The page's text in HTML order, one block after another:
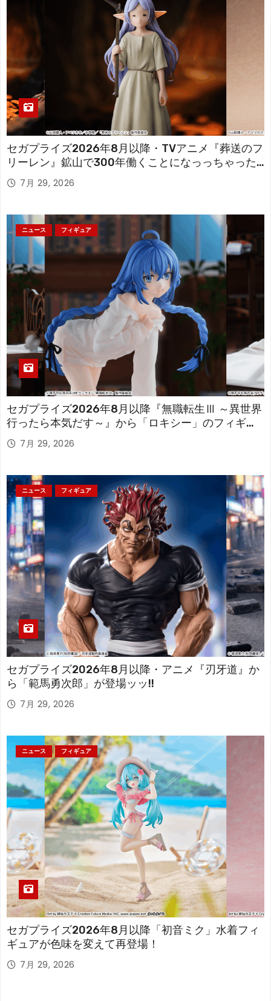
セガプライズ2026年8月以降・TVアニメ『葬送のフ
リーレン』鉱山で300年働くことになっっちゃった
「フリーレン」を立体化！
7月 29, 2026
ニュース フィギュア
セガプライズ2026年8月以降『無職転生Ⅲ ～異世界
行ったら本気だす～』から「ロキシー」のフィギュ
アが登場！
7月 29, 2026
ニュース フィギュア
セガプライズ2026年8月以降・アニメ『刃牙道』か
ら「範馬勇次郎」が登場ッッ!!
7月 29, 2026
ニュース フィギュア
セガプライズ2026年8月以降「初音ミク」水着フィ
ギュアが色味を変えて再登場！
7月 29, 2026